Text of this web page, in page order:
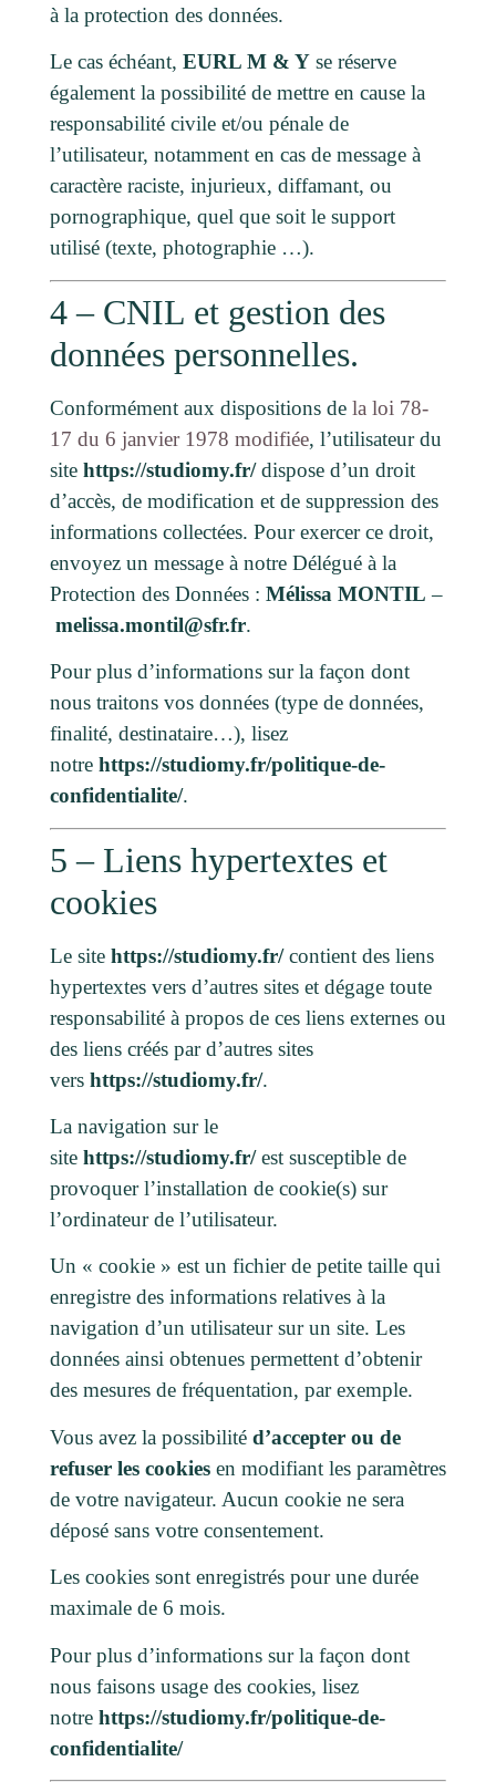
à la protection des données.
Le cas échéant, EURL M & Yse réserve
également la possibilité de mettre en cause la
responsabilité civile et/ou pénale de
l’utilisateur, notamment en cas de message à
caractère raciste, injurieux, diffamant, ou
pornographique, quel que soit le support
utilisé (texte, photographie …).
4 – CNIL et gestion des
données personnelles.
Conformément aux dispositions de la loi 78-
17 du 6 janvier 1978 modifiée, l’utilisateur du
site https://studiomy.fr/dispose d’un droit
d’accès, de modification et de suppression des
informations collectées. Pour exercer ce droit,
envoyez un message à notre Délégué à la
Protection des Données : Mélissa MONTIL –
melissa.montil@sfr.fr.
Pour plus d’informations sur la façon dont
nous traitons vos données (type de données,
finalité, destinataire…), lisez
notre https://studiomy.fr/politique-de-
confidentialite/.
5 – Liens hypertextes et
cookies
Le site https://studiomy.fr/contient des liens
hypertextes vers d’autres sites et dégage toute
responsabilité à propos de ces liens externes ou
des liens créés par d’autres sites
vers https://studiomy.fr/.
La navigation sur le
site https://studiomy.fr/est susceptible de
provoquer l’installation de cookie(s) sur
l’ordinateur de l’utilisateur.
Un « cookie » est un fichier de petite taille qui
enregistre des informations relatives à la
navigation d’un utilisateur sur un site. Les
données ainsi obtenues permettent d’obtenir
des mesures de fréquentation, par exemple.
Vous avez la possibilité d’accepter ou de
refuser les cookiesen modifiant les paramètres
de votre navigateur. Aucun cookie ne sera
déposé sans votre consentement.
Les cookies sont enregistrés pour une durée
maximale de 6 mois.
Pour plus d’informations sur la façon dont
nous faisons usage des cookies, lisez
notre https://studiomy.fr/politique-de-
confidentialite/